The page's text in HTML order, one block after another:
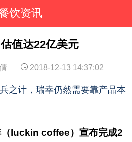
饮资讯
值达22亿美元
2018-12-13 14:37:02
之计，瑞幸仍然需要靠产品本
luckin coffee）宣布完成2